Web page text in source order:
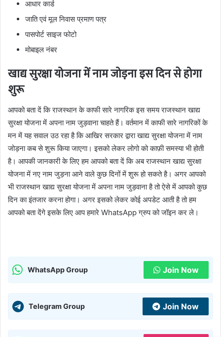
आधार कार्ड
जाति एवं मूल निवास प्रमाण पत्र
पासपोर्ट साइज फोटो
मोबाइल नंबर
खाद्य सुरक्षा योजना में नाम जोड़ना इस दिन से होगा
शुरू
आपको बता दें कि राजस्थान के काफी सारे नागरिक इस समय राजस्थान खाद्य
सुरक्षा योजना में अपना नाम जुड़वाना चाहते हैं। वर्तमान में काफी सारे नागरिकों के
मन में यह सवाल उठ रहा है कि आखिर सरकार द्वारा खाद्य सुरक्षा योजना में नाम
जोड़ना कब से शुरू किया जाएगा। इसको लेकर लोगो को काफ़ी समस्या भी होती
है। आपकी जानकारी के लिए हम आपको बता दें कि अब राजस्थान खाद्य सुरक्षा
योजना में नए नाम जुड़ना आने वाले कुछ दिनों में शुरू हो सकते है। अगर आपको
भी राजस्थान खाद्य सुरक्षा योजना में अपना नाम जुड़वाना है तो ऐसे में आपको कुछ
दिन का इंतजार करना होगा। अगर इसको लेकर कोई अपडेट आती है तो हम
आपको बता देंगे इसके लिए आप हमारे WhatsApp ग्रुप को जॉइन कर ले।
WhatsApp Group Join Now
Telegram Group Join Now